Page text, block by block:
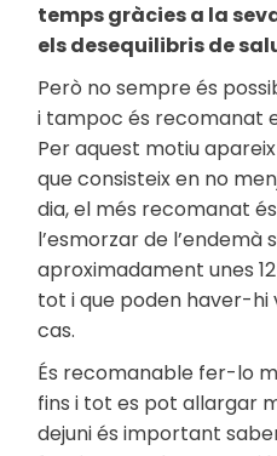
temps gràcies a la
els desequilibris de
Però no sempre és
i tampoc és recomanat
Per aquest motiu
que consisteix en no
dia, el més recomanat
l’esmorzar de l’endemà
aproximadament unes
tot i que poden haver-hi
cas.
És recomanable fer-lo
fins i tot es pot allargar
dejuni és important